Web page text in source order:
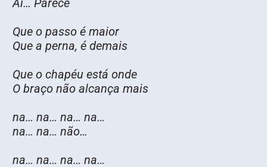
Aí… Parece
Que o passo é maior
Que a perna, é demais
Que o chapéu está onde
O braço não alcança mais
na… na… na… na…
na… na… não…
na… na… na… na…